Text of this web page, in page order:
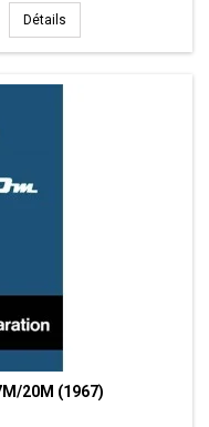
Détails
20M (1967)